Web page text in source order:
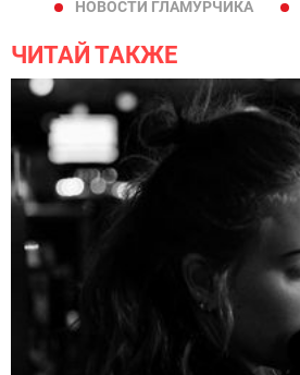
НОВОСТИ ГЛАМУРЧИКА
ЧИТАЙ ТАКЖЕ